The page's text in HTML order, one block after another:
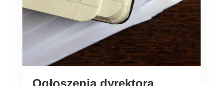
Ogłoszenia dyrektora